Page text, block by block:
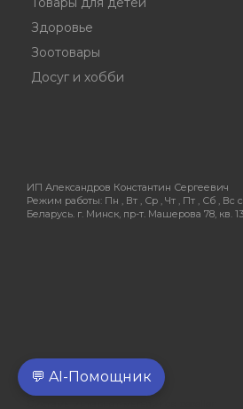
Здоровье
Зоотовары
Досуг и хобби
ИП Александров Константин Сергеевич
Режим работы: Пн , Вт , Ср , Чт , Пт , Сб , Вс c
Беларусь. г. Минск, пр-т. Машерова 78, кв.
💬 AI-Помощник